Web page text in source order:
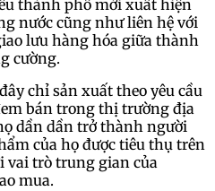
thành phố mới xuất hiện
nước cũng như liên hệ với
lưu hàng hóa giữa thành
cường.
chỉ sản xuất theo yêu cầu
bán trong thị trường địa
dần dần trở thành người
của họ được tiêu thụ trên
vai trò trung gian của
mua.